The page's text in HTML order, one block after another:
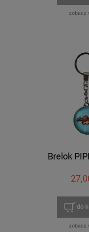
zobacz
Brelok
do
zobacz